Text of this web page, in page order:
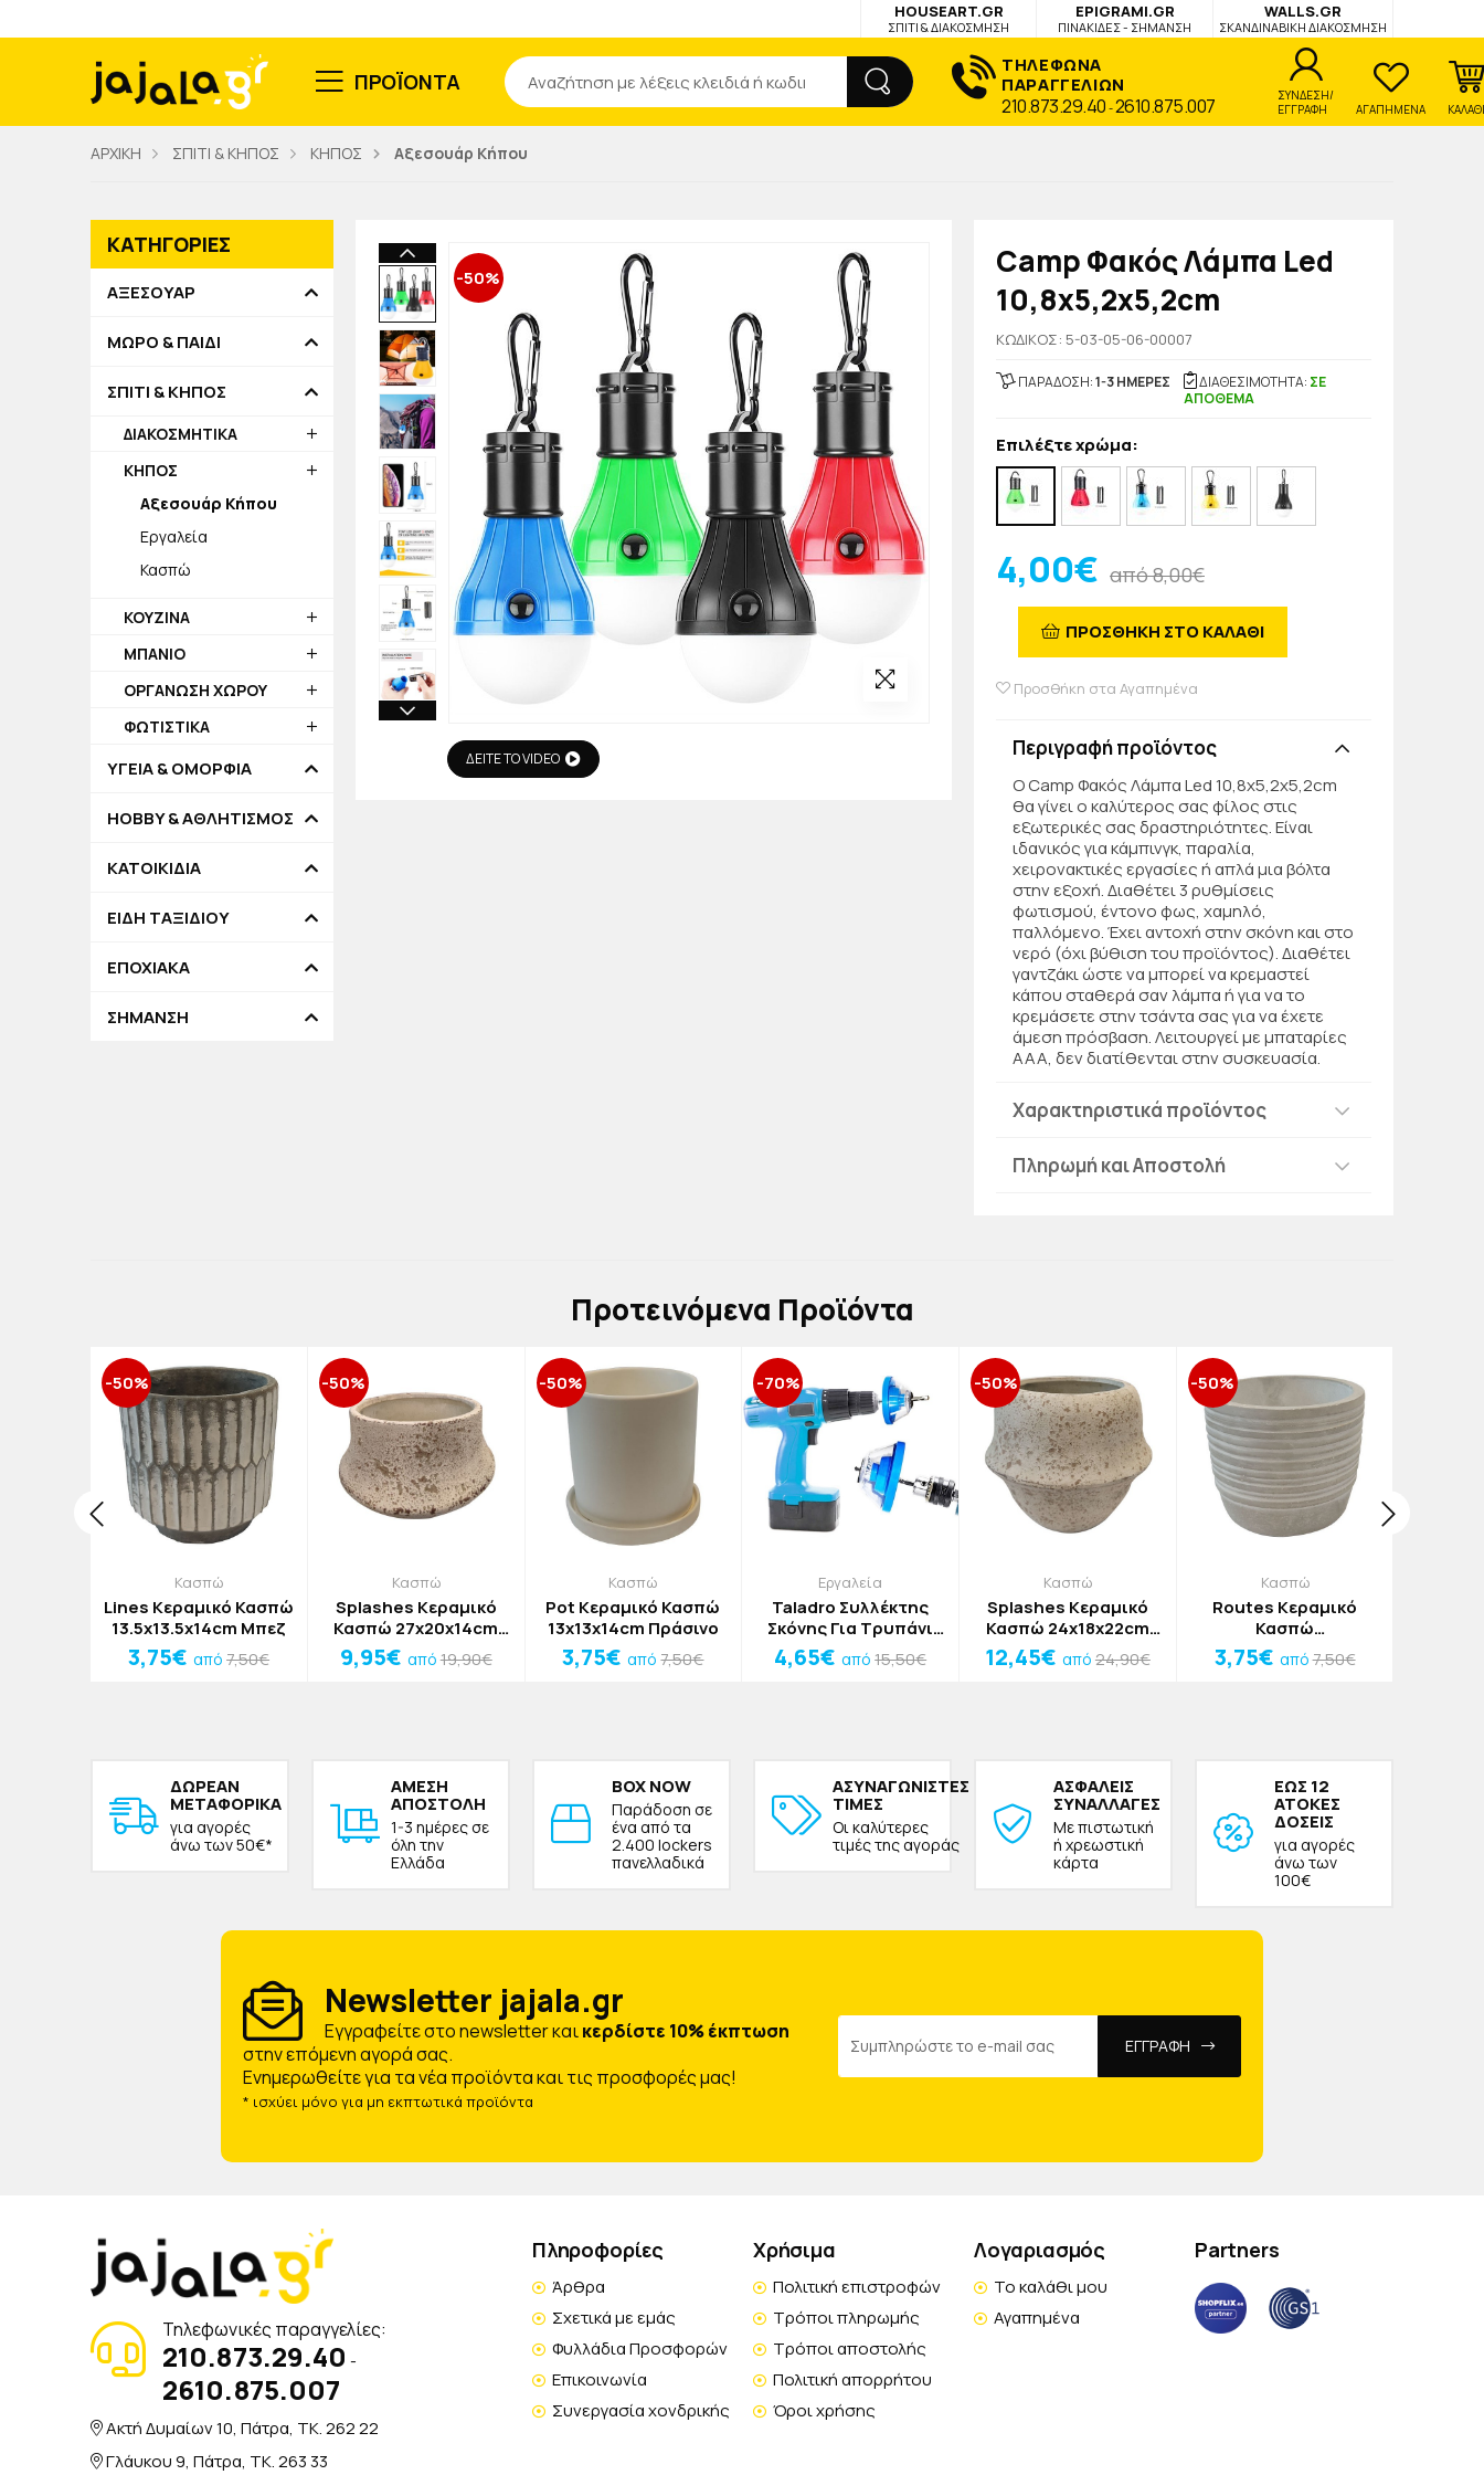
HOUSEART.GR
ΣΠΙΤΙ & ΔΙΑΚΟΣΜΗΣΗ
EPIGRAMI.GR
ΠΙΝΑΚΙΔΕΣ - ΣΗΜΑΝΣΗ
WALLS.GR
ΣΚΑΝΔΙΝΑΒΙΚΗ ΔΙΑΚΟΣΜΗΣΗ
ΠΡΟΪΟΝΤΑ
Αναζήτηση
ΤΗΛΕΦΩΝΑ
ΠΑΡΑΓΓΕΛΙΩΝ
210.873.29.40 -2610.875.007
ΣΥΝΔΕΣΗ/
ΕΓΓΡΑΦΗ
ΑΓΑΠΗΜΕΝΑ
ΑΡΧΙΚΗ ΣΠΙΤΙ & ΚΗΠΟΣ ΚΗΠΟΣ Αξεσουάρ Κήπου
-50%
ΔΕΙΤΕ ΤΟ VIDEO
Camp Φακός Λάμπα Led
10,8x5,2x5,2cm
KΩΔΙΚΟΣ: 5-03-05-06-00007
ΠΑΡΑΔΟΣΗ:1-3 ΗΜΕΡΕΣ ΔΙΑΘΕΣΙΜΟΤΗΤΑ: ΣΕ
ΑΠΟΘΕΜΑ
Επιλέξτε χρώμα:
4,00€ από 8,00€
ΠΡΟΣΘΗΚΗ ΣΤΟ ΚΑΛΑΘΙ
Προσθήκη στα Αγαπημένα
Περιγραφή προϊόντος
Ο Camp Φακός Λάμπα Led 10,8x5,2x5,2cm
θα γίνει ο καλύτερος σας φίλος στις
εξωτερικές σας δραστηριότητες. Είναι
ιδανικός για κάμπινγκ, παραλία,
χειρονακτικές εργασίες ή απλά μια βόλτα
στην εξοχή. Διαθέτει 3 ρυθμίσεις
φωτισμού, έντονο φως, χαμηλό,
παλλόμενο. Έχει αντοχή στην σκόνη και στο
νερό (όχι βύθιση του προϊόντος). Διαθέτει
γαντζάκι ώστε να μπορεί να κρεμαστεί
κάπου σταθερά σαν λάμπα ή για να το
κρεμάσετε στην τσάντα σας για να έχετε
άμεση πρόσβαση. Λειτουργεί με μπαταρίες
ΑΑΑ, δεν διατίθενται στην συσκευασία.
Χαρακτηριστικά προϊόντος
Πληρωμή και Αποστολή
ΚΑΤΗΓΟΡΙΕΣ
ΑΞΕΣΟΥΑΡ
ΜΩΡΟ & ΠΑΙΔΙ
ΣΠΙΤΙ & ΚΗΠΟΣ
ΔΙΑΚΟΣΜΗΤΙΚΑ
ΚΗΠΟΣ
Αξεσουάρ Κήπου
Εργαλεία
Κασπώ
ΚΟΥΖΙΝΑ
ΜΠΑΝΙΟ
ΟΡΓΑΝΩΣΗ ΧΩΡΟΥ
ΦΩΤΙΣΤΙΚΑ
ΥΓΕΙΑ & ΟΜΟΡΦΙΑ
HOBBY & ΑΘΛΗΤΙΣΜΟΣ
ΚΑΤΟΙΚΙΔΙΑ
ΕΙΔΗ ΤΑΞΙΔΙΟΥ
ΕΠΟΧΙΑΚΑ
ΣΗΜΑΝΣΗ
Πρoτεινόμενα Προϊόντα
-50%
Κασπώ
Lines Κεραμικό Κασπώ
13.5x13.5x14cm Μπεζ
3,75€ από7,50€
-50%
Κασπώ
Splashes Κεραμικό
Κασπώ 27x20x14cm
Μπεζ
9,95€ από19,90€
-50%
Κασπώ
Pot Κεραμικό Κασπώ
13x13x14cm Πράσινο
3,75€ από7,50€
-70%
Εργαλεία
Taladro Συλλέκτης
Σκόνης Για Τρυπάνι
Μπλε 8,8x5cm
4,65€ από15,50€
-50%
Κασπώ
Splashes Κεραμικό
Κασπώ 24x18x22cm
Μπεζ
12,45€ από 24,90€
-50%
Κασπώ
Routes Κεραμικό
Κασπώ
13.5x13.5x12.5cm Γκρι
Σκούρο
3,75€ από7,50€
ΔΩΡΕAΝ
ΜΕΤΑΦΟΡΙΚΑ
για αγορές
άνω των 50€*
ΑΜΕΣΗ
ΑΠΟΣΤΟΛΗ
1-3 ημέρες σε
όλη την
Ελλάδα
BOX NOW
Παράδοση σε
ένα από τα
2.400 lockers
πανελλαδικά
ΑΣΥΝΑΓΩΝΙΣΤΕΣ
ΤΙΜΕΣ
Οι καλύτερες
τιμές της αγοράς
ΑΣΦΑΛΕΙΣ
ΣΥΝΑΛΛΑΓΕΣ
Με πιστωτική
ή χρεωστική
κάρτα
ΕΩΣ 12
ΑΤΟΚΕΣ
ΔΟΣΕΙΣ
για αγορές
άνω των
100€
Newsletter jajala.gr
Eγγραφείτε στο newsletter καικερδίστε 10% έκπτωση
στην επόμενη αγορά σας.
Ενημερωθείτε για τα νέα προϊόντα και τις προσφορές μας!
* ισχύει μόνο για μη εκπτωτικά προϊόντα
ΕΓΓΡΑΦΗ
Τηλεφωνικές παραγγελίες:
210.873.29.40 -
2610.875.007
Ακτή Δυμαίων 10, Πάτρα, TK. 262 22
Γλάυκου 9, Πάτρα, TK. 263 33
Πληροφορίες
Άρθρα
Σχετικά με εμάς
Φυλλάδια Προσφορών
Επικοινωνία
Συνεργασία χονδρικής
Χρήσιμα
Πολιτική επιστροφών
Τρόποι πληρωμής
Τρόποι αποστολής
Πολιτική απορρήτου
Όροι χρήσης
Λογαριασμός
Το καλάθι μου
Αγαπημένα
Partners